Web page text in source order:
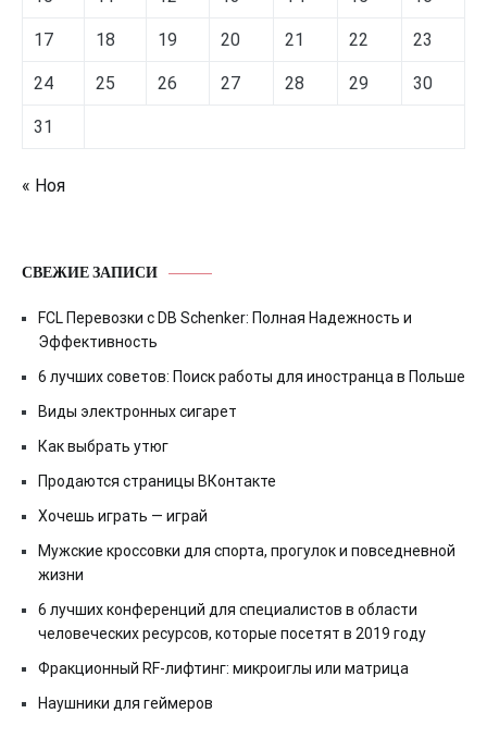
17 18 19 20 21 22 23
24 25 26 27 28 29 30
31
« Ноя
СВЕЖИЕ ЗАПИСИ
FCL Перевозки с DB Schenker: Полная Надежность и
Эффективность
6 лучших советов: Поиск работы для иностранца в Польше
Виды электронных сигарет
Как выбрать утюг
Продаются страницы ВКонтакте
Хочешь играть — играй
Мужские кроссовки для спорта, прогулок и повседневной
жизни
6 лучших конференций для специалистов в области
человеческих ресурсов, которые посетят в 2019 году
Фракционный RF-лифтинг: микроиглы или матрица
Наушники для геймеров